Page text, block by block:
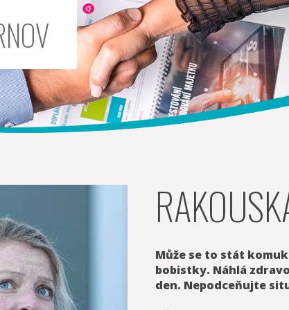
Může se to stát
bobistky. Náhlá
den. Nepodceňujte